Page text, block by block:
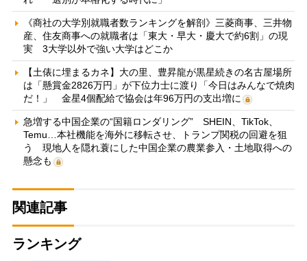
《商社の大学別就職者数ランキングを解剖》三菱商事、三井物
産、住友商事への就職者は「東大・早大・慶大で約6割」の現
実 3大学以外で強い大学はどこか
【土俵に埋まるカネ】大の里、豊昇龍が黒星続きの名古屋場所
は「懸賞金2826万円」が下位力士に渡り「今日はみんなで焼肉
だ！」 金星4個配給で協会は年96万円の支出増に
急増する中国企業の“国籍ロンダリング” SHEIN、TikTok、
Temu…本社機能を海外に移転させ、トランプ関税の回避を狙
う 現地人を隠れ蓑にした中国企業の農業参入・土地取得への
懸念も
関連記事
ランキング